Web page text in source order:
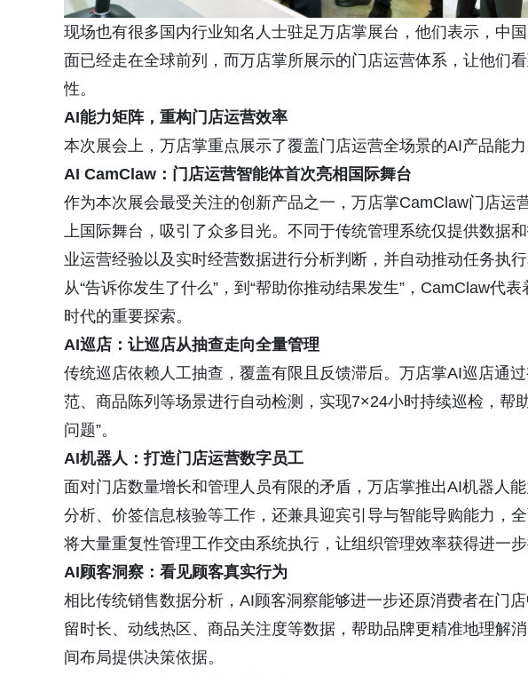
现场也有很多国内行业知名人士驻足万店掌展台，他们表示，中
面已经走在全球前列，而万店掌所展示的门店运营体系，让他们
性。
AI能力矩阵，重构门店运营效率
本次展会上，万店掌重点展示了覆盖门店运营全场景的AI产品能力
AI CamClaw：门店运营智能体首次亮相国际舞台
作为本次展会最受关注的创新产品之一，万店掌CamClaw门店运
上国际舞台，吸引了众多目光。不同于传统管理系统仅提供数据
业运营经验以及实时经营数据进行分析判断，并自动推动任务执行
从“告诉你发生了什么”，到“帮助你推动结果发生”，CamClaw代
时代的重要探索。
AI巡店：让巡店从抽查走向全量管理
传统巡店依赖人工抽查，覆盖有限且反馈滞后。万店掌AI巡店通
范、商品陈列等场景进行自动检测，实现7×24小时持续巡检，帮
问题”。
AI机器人：打造门店运营数字员工
面对门店数量增长和管理人员有限的矛盾，万店掌推出AI机器人
分析、价签信息核验等工作，还兼具迎宾引导与智能导购能力，
将大量重复性管理工作交由系统执行，让组织管理效率获得进一步
AI顾客洞察：看见顾客真实行为
相比传统销售数据分析，AI顾客洞察能够进一步还原消费者在门
留时长、动线热区、商品关注度等数据，帮助品牌更精准地理解
间布局提供决策依据。